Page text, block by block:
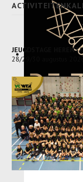
JEUGDSTAGE
28/29/30 augustus